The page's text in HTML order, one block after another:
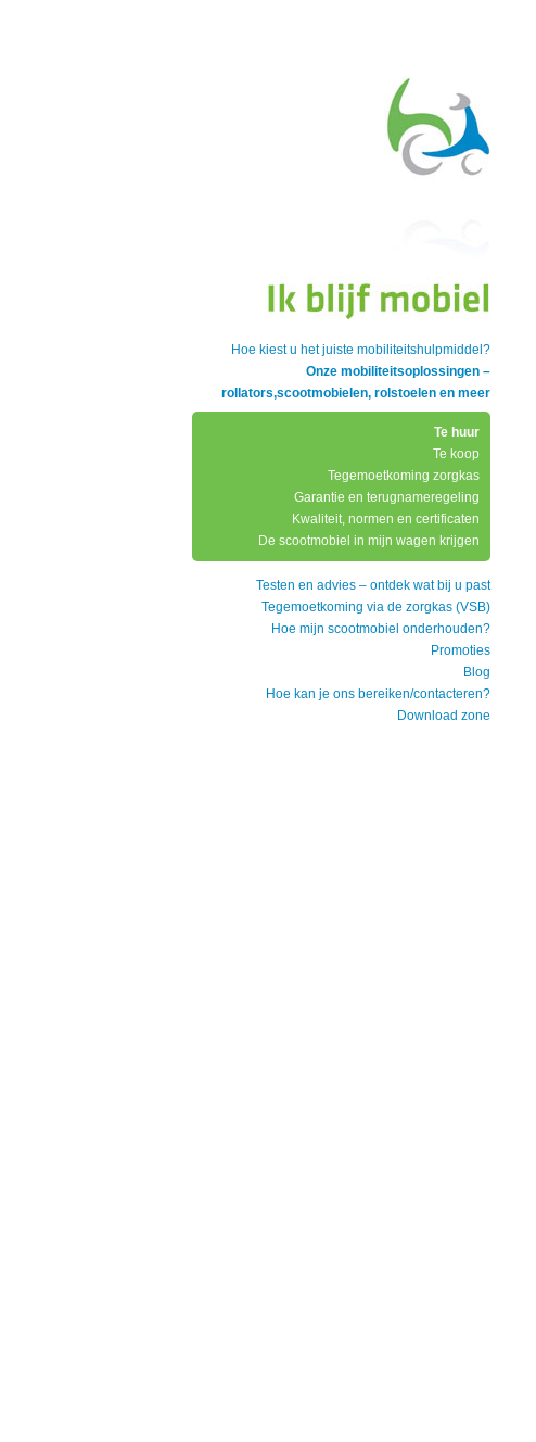
Hoe kiest u het juiste mobiliteitshulpmiddel?
Onze mobiliteitsoplossingen –
rollators,scootmobielen, rolstoelen en meer
Te huur
Te koop
Tegemoetkoming zorgkas
Garantie en terugnameregeling
Kwaliteit, normen en certificaten
De scootmobiel in mijn wagen krijgen
Testen en advies – ontdek wat bij u past
Tegemoetkoming via de zorgkas (VSB)
Hoe mijn scootmobiel onderhouden?
Promoties
Blog
Hoe kan je ons bereiken/contacteren?
Download zone